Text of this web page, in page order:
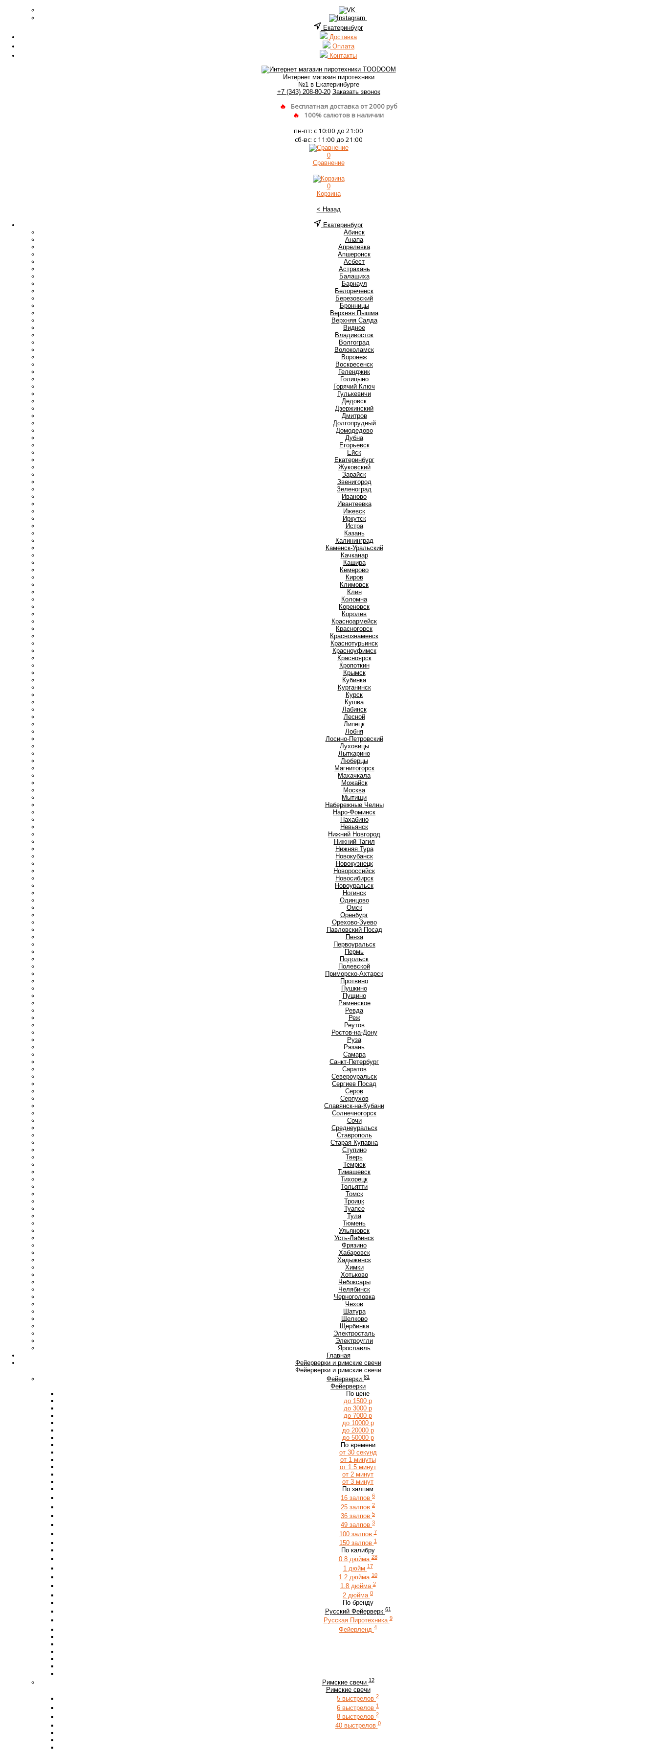
Екатеринбург
Доставка
Оплата
Контакты
Интернет магазин пиротехники
№1 в Екатеринбурге
+7 (343) 208-80-20 Заказать звонок
Бесплатная доставка от 2000 руб
100% салютов в наличии
пн-пт: с 10:00 до 21:00
сб-вс: с 11:00 до 21:00
0
Сравнение
0
Корзина
< Назад
Екатеринбург
Абинск
Анапа
Апрелевка
Апшеронск
Асбест
Астрахань
Балашиха
Барнаул
Белореченск
Березовский
Бронницы
Верхняя Пышма
Верхняя Салда
Видное
Владивосток
Волгоград
Волоколамск
Воронеж
Воскресенск
Геленджик
Голицыно
Горячий Ключ
Гулькевичи
Дедовск
Дзержинский
Дмитров
Долгопрудный
Домодедово
Дубна
Егорьевск
Ейск
Екатеринбург
Жуковский
Зарайск
Звенигород
Зеленоград
Иваново
Ивантеевка
Ижевск
Иркутск
Истра
Казань
Калининград
Каменск-Уральский
Качканар
Кашира
Кемерово
Киров
Климовск
Клин
Коломна
Кореновск
Королев
Красноармейск
Красногорск
Краснознаменск
Краснотурьинск
Красноуфимск
Красноярск
Кропоткин
Крымск
Кубинка
Курганинск
Курск
Кушва
Лабинск
Лесной
Липецк
Лобня
Лосино-Петровский
Луховицы
Лыткарино
Люберцы
Магнитогорск
Махачкала
Можайск
Москва
Мытищи
Набережные Челны
Наро-Фоминск
Нахабино
Невьянск
Нижний Новгород
Нижний Тагил
Нижняя Тура
Новокубанск
Новокузнецк
Новороссийск
Новосибирск
Новоуральск
Ногинск
Одинцово
Омск
Оренбург
Орехово-Зуево
Павловский Посад
Пенза
Первоуральск
Пермь
Подольск
Полевской
Приморско-Ахтарск
Протвино
Пушкино
Пущино
Раменское
Ревда
Реж
Реутов
Ростов-на-Дону
Руза
Рязань
Самара
Санкт-Петербург
Саратов
Североуральск
Сергиев Посад
Серов
Серпухов
Славянск-на-Кубани
Солнечногорск
Сочи
Среднеуральск
Ставрополь
Старая Купавна
Ступино
Тверь
Темрюк
Тимашевск
Тихорецк
Тольятти
Томск
Троицк
Туапсе
Тула
Тюмень
Ульяновск
Усть-Лабинск
Фрязино
Хабаровск
Хадыженск
Химки
Хотьково
Чебоксары
Челябинск
Черноголовка
Чехов
Шатура
Щелково
Щербинка
Электросталь
Электроугли
Ярославль
Главная
Фейерверки и римские свечи
Фейерверки и римские свечи
Фейерверки 81
Фейерверки
По цене
до 1500 р
до 3000 р
до 7000 р
до 10000 р
до 20000 р
до 50000 р
По времени
от 30 секунд
от 1 минуты
от 1.5 минут
от 2 минут
от 3 минут
По залпам
16 залпов 6
25 залпов 2
36 залпов 5
49 залпов 3
100 залпов 7
150 залпов 1
По калибру
0.8 дюйма 28
1 дюйм 17
1.2 дюйма 10
1.8 дюйма 2
2 дюйма 0
По бренду
Русский Фейерверк 61
Русская Пиротехника 9
Фейерленд 4
Римские свечи 12
Римские свечи
5 выстрелов 2
6 выстрелов 1
8 выстрелов 2
40 выстрелов 0